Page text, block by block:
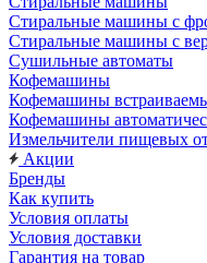
Стиральные машины с
Стиральные машины с
Сушильные автоматы
Кофемашины
Кофемашины
Кофемашины
Измельчители пищевых
Акции
Бренды
Как купить
Условия оплаты
Условия доставки
Гарантия на товар